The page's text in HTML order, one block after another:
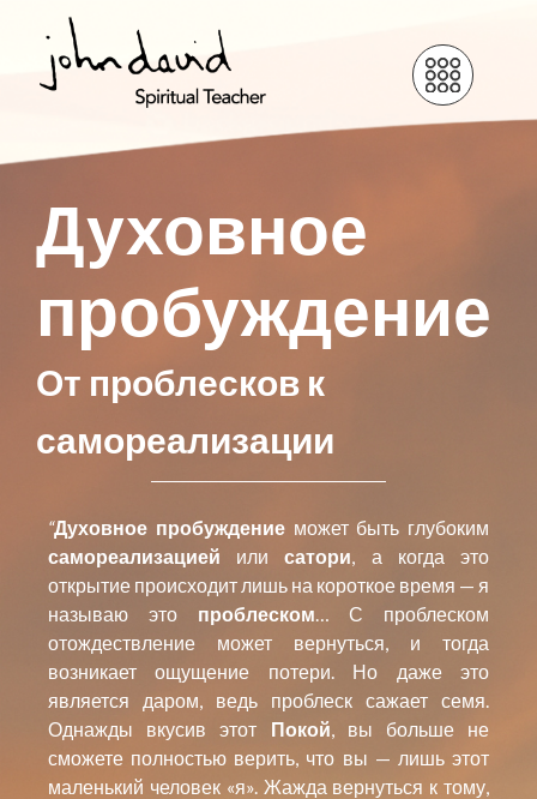
Духовное
пробуждение
От проблесков к
самореализации
“Духовное пробуждениеможет быть глубоким
самореализацией илисатори , а когда это
открытие происходит лишь на короткое время — я
называю это проблеском … С проблеском
отождествление может вернуться, и тогда
возникает ощущение потери. Но даже это
является даром, ведь проблеск сажает семя.
Однажды вкусив этот Покой , вы больше не
сможете полностью верить, что вы — лишь этот
маленький человек «я». Жажда вернуться к тому,